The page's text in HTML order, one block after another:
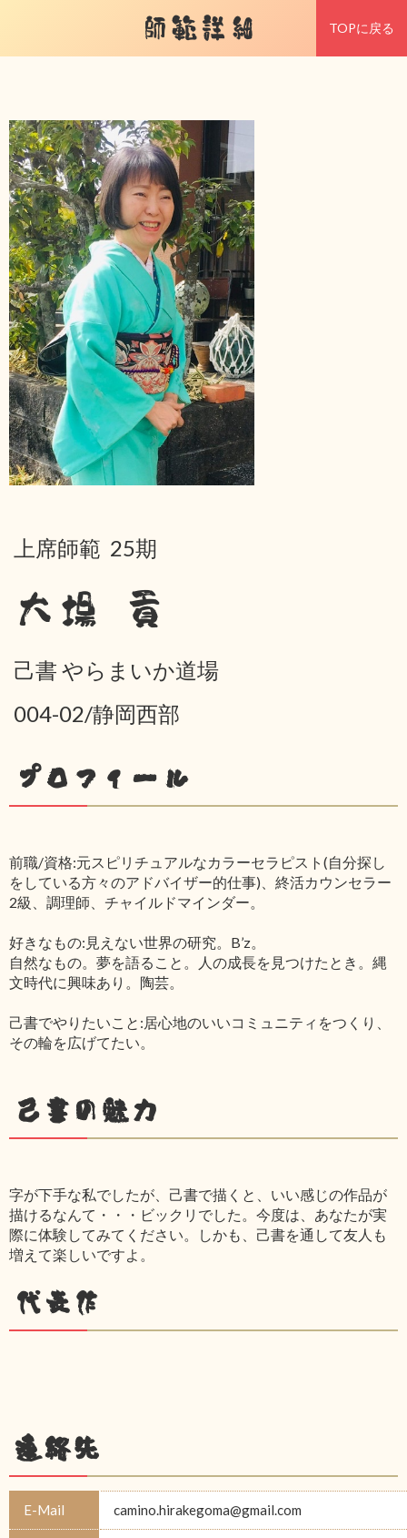
師範詳細 TOPに戻る
上席師範 25期
大場 貢
己書 やらまいか道場
004-02/静岡西部
プロフィール
前職/資格:元スピリチュアルなカラーセラピスト(自分探し
をしている方々のアドバイザー的仕事)、終活カウンセラー
2級、調理師、チャイルドマインダー。
好きなもの:見えない世界の研究。B’z。
自然なもの。夢を語ること。人の成長を見つけたとき。縄
文時代に興味あり。陶芸。
己書でやりたいこと:居心地のいいコミュニティをつくり、
その輪を広げてたい。
己書の魅力
字が下手な私でしたが、己書で描くと、いい感じの作品が
描けるなんて・・・ビックリでした。今度は、あなたが実
際に体験してみてください。しかも、己書を通して友人も
増えて楽しいですよ。
代表作
連絡先
E-Mail camino.hirakegoma@gmail.com